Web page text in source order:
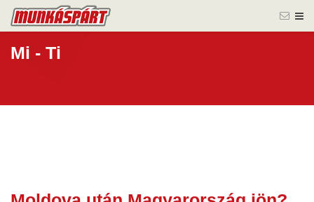
Mi - Ti